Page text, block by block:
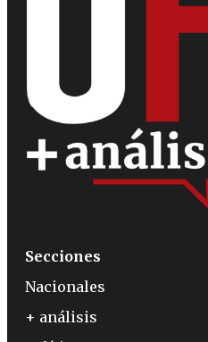
Secciones
Nacionales
+ análisis